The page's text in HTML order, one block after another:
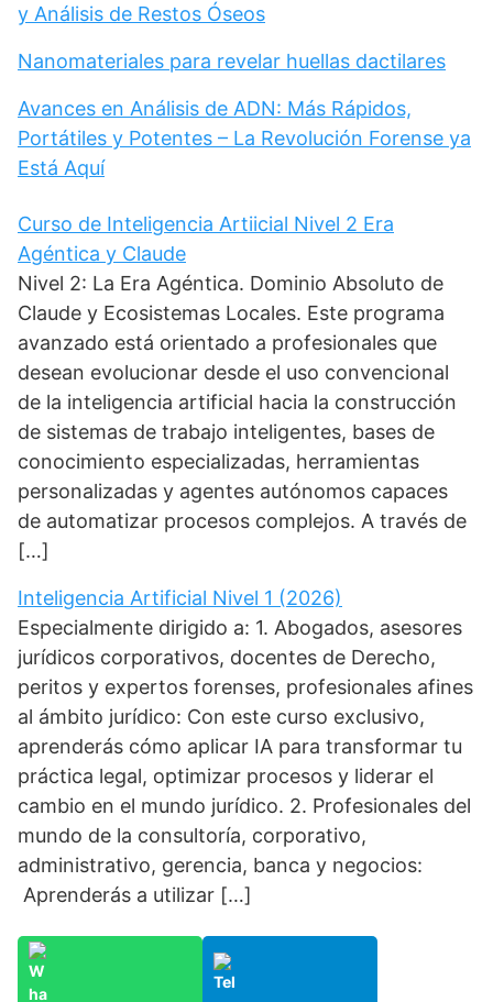
y Análisis de Restos Óseos
Nanomateriales para revelar huellas dactilares
Avances en Análisis de ADN: Más Rápidos,
Portátiles y Potentes – La Revolución Forense ya
Está Aquí
Curso de Inteligencia Artiicial Nivel 2 Era
Agéntica y Claude
Nivel 2: La Era Agéntica. Dominio Absoluto de
Claude y Ecosistemas Locales. Este programa
avanzado está orientado a profesionales que
desean evolucionar desde el uso convencional
de la inteligencia artificial hacia la construcción
de sistemas de trabajo inteligentes, bases de
conocimiento especializadas, herramientas
personalizadas y agentes autónomos capaces
de automatizar procesos complejos. A través de
[…]
Inteligencia Artificial Nivel 1 (2026)
Especialmente dirigido a: 1. Abogados, asesores
jurídicos corporativos, docentes de Derecho,
peritos y expertos forenses, profesionales afines
al ámbito jurídico: Con este curso exclusivo,
aprenderás cómo aplicar IA para transformar tu
práctica legal, optimizar procesos y liderar el
cambio en el mundo jurídico. 2. Profesionales del
mundo de la consultoría, corporativo,
administrativo, gerencia, banca y negocios:
Aprenderás a utilizar […]